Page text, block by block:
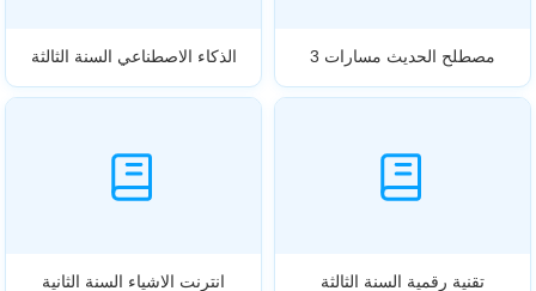
مصطلح الحديث مسارات 3 الذكاء الاصطناعي السنة الثالثة
تقنية رقمية السنة الثالثة انترنت الاشياء السنة الثانية